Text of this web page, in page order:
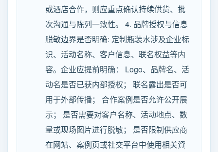
或酒店合作，则应重点确认持续供货、批
次沟通与陈列一致性。 4. 品牌授权与信息
脱敏边界是否明确: 定制瓶装水涉及企业标
识、活动名称、客户信息、联名权益等内
容。企业应提前明确： Logo、品牌名、活
动名是否已获内部授权； 联名露出是否可
用于外部传播； 合作案例是否允许公开展
示； 是否需要对客户名称、活动地点、数
量或现场图片进行脱敏； 是否限制供应商
在网站、案例页或社交平台中使用相关資